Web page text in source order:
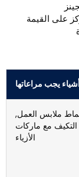
على القيمة
يجب مراعاتها
ملابس العمل,
مع ماركات
الأزياء